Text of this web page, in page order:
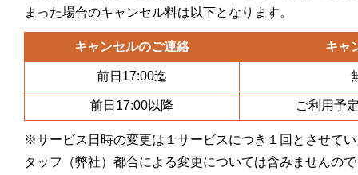
まった場合のキャンセル料は以下となります。
キャンセルのご連絡 キャ
前日17:00迄
前日17:00以降 ご利用予
※サービス日時の変更は１サービスにつき１回とさせて
タッフ（弊社）都合による変更については含みませんの